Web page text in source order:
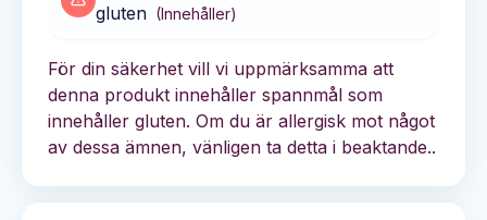
gluten (Innehåller)
För din säkerhet vill vi uppmärksamma att
denna produkt innehåller spannmål som
innehåller gluten. Om du är allergisk mot något
av dessa ämnen, vänligen ta detta i beaktande..